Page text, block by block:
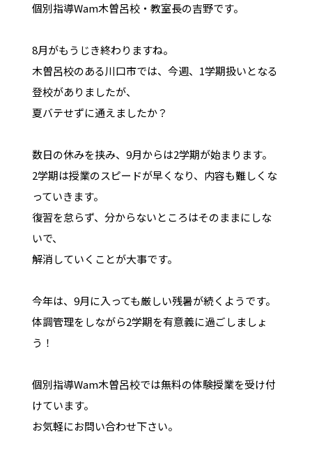
個別指導Wam木曽呂校・教室長の吉野です。
8月がもうじき終わりますね。
木曽呂校のある川口市では、今週、1学期扱いとなる
登校がありましたが、
夏バテせずに通えましたか？
数日の休みを挟み、9月からは2学期が始まります。
2学期は授業のスピードが早くなり、内容も難しくな
っていきます。
復習を怠らず、分からないところはそのままにしな
いで、
解消していくことが大事です。
今年は、9月に入っても厳しい残暑が続くようです。
体調管理をしながら2学期を有意義に過ごしましょ
う！
個別指導Wam木曽呂校では無料の体験授業を受け付
けています。
お気軽にお問い合わせ下さい。